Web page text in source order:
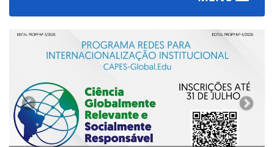
Previous Next